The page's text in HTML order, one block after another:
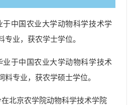
于中国农业大学动物科学技术学
专业， 获农学士学位。
业于中国农业大学动物科学技术
料专业， 获农学硕士学位。
在北京农学院动物科学技术学院